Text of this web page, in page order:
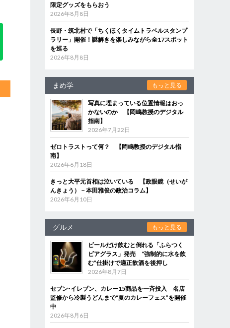
限定グッズをもらおう
2026年8月8日
長野・筑北村で「ちくほくタイムトラベルスタンプ
ラリー」開催！謎解きを楽しみながら全17スポット
を巡る
2026年8月8日
まめ学 もっと見る
写真に埋まっている位置情報はおっ
かないのか 【岡嶋教授のデジタル
指南】
2026年7月22日
ゼロトラストって何？ 【岡嶋教授のデジタル指
南】
2026年6月18日
きっと大平元首相は泣いている 【政眼鏡（せいが
んきょう）－本田雅俊の政治コラム】
2026年6月10日
グルメ もっと見る
ビールだけ飲むと倒れる「ふらつく
ビアグラス」発売 “強制的に水を飲
む”仕掛けで適正飲酒を後押し
2026年8月7日
セブン‐イレブン、カレー15商品を一斉投入 名店
監修から冷製うどんまで“夏のカレーフェス”を開催
中
2026年8月6日